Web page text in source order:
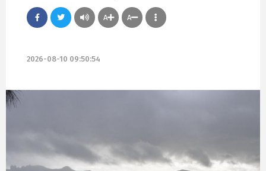
A A
2026-08-10 09:50:54